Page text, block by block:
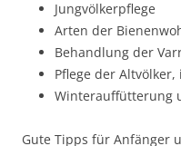
Jungvölkerpflege
Arten der
Behandlung der
Pflege der
Winterauffütterung
Gute Tipps für Anfänger